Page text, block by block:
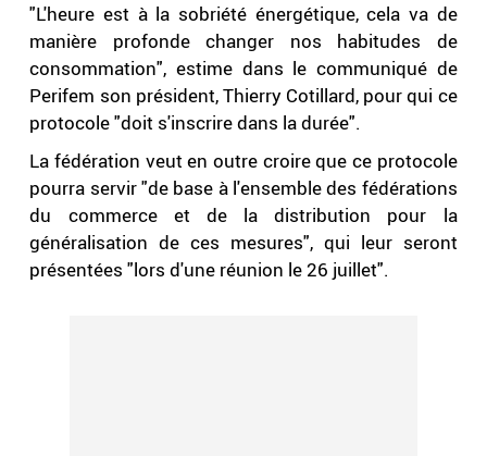
"L'heure est à la sobriété énergétique, cela va de
manière profonde changer nos habitudes de
consommation", estime dans le communiqué de
Perifem son président, Thierry Cotillard, pour qui ce
protocole "doit s'inscrire dans la durée".
La fédération veut en outre croire que ce protocole
pourra servir "de base à l'ensemble des fédérations
du commerce et de la distribution pour la
généralisation de ces mesures", qui leur seront
présentées "lors d'une réunion le 26 juillet".